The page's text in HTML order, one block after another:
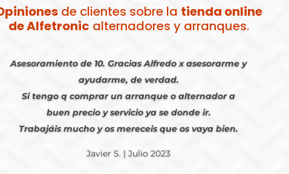
de clientes sobre la tienda online
de Alfetronic alternadores y arranques.
Asesoramiento de 10. Gracias Alfredo x asesorarme y
ayudarme, de verdad.
Si tengo q comprar un arranque o alternador a
buen precio y servicio ya se donde ir.
Trabajáis mucho y os mereceis que os vaya bien.
Javier S. | Julio 2023